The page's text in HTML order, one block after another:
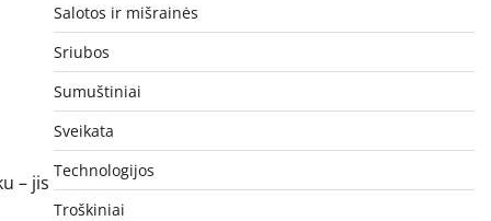
– jis
Salotos ir mišrainės
Sriubos
Sumuštiniai
Sveikata
Technologijos
Troškiniai